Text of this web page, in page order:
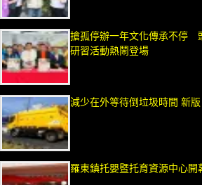
搶孤停辦一年文化傳承不停
研習活動熱鬧登場
減少在外等待倒垃圾時間 新
羅東鎮托嬰暨托育資源中心開